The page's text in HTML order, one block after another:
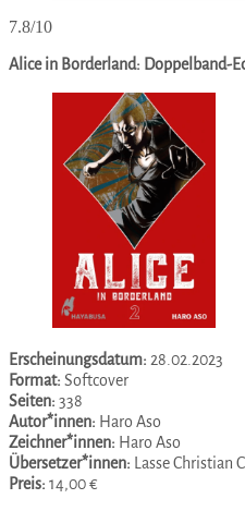
7.8/10
Alice in Borderland: Doppelband-
Erscheinungsdatum: 28.02.2023
Format: Softcover
Seiten: 338
Autor*innen: Haro Aso
Zeichner*innen: Haro Aso
Übersetzer*innen: Lasse Christian
Preis: 14,00 €